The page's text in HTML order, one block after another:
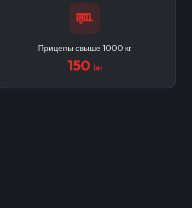
Прицепы свыше 1000 кг
150 lei